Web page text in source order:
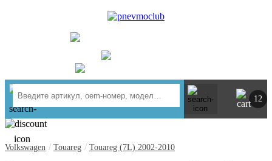
12
Volkswagen / Touareg / Touareg (7L) 2002-2010